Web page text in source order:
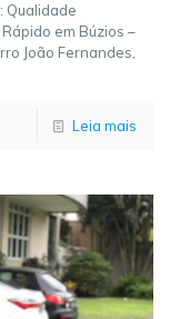
Qualidade
em Búzios –
João Fernandes,
Leia mais